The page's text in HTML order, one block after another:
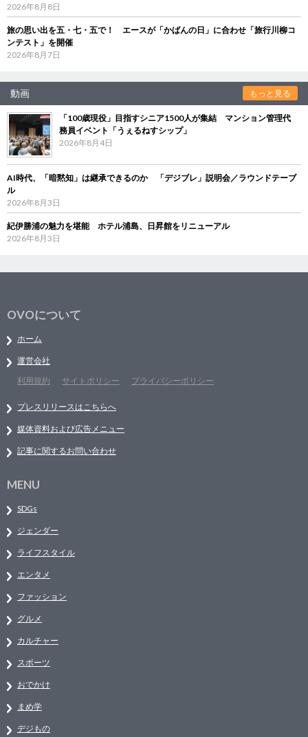
2026年8月8日
旅の思い出を五・七・五で！ エースが「かばんの日」に合わせ「旅行川柳コ
ンテスト」を開催
2026年8月7日
動画 もっと見る
「100歳現役」目指すシニア1500人が集結 マンション管理代
務員イベント「うぇるねすシップ」
2026年8月4日
AI時代、「暗黙知」は継承できるのか 「デジブレ」説明会／ラウンドテーブ
ル
2026年8月3日
紀伊勝浦の魅力を堪能 ホテル浦島、日昇館をリニューアル
2026年8月3日
OVOについて
ホーム
運営会社
利用規約
サイトポリシー プライバシーポリシー
プレスリリースはこちらへ
媒体資料および広告メニュー
記事に関するお問い合わせ
MENU
SDGs
ジェンダー
ライフスタイル
エンタメ
ファッション
グルメ
カルチャー
スポーツ
おでかけ
まめ学
デジもの